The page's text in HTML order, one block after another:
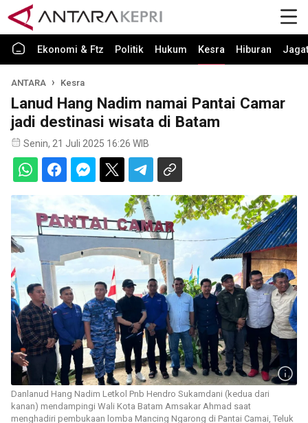
Ekonomi & Ftz Politik Hukum Kesra Hiburan Jagat
ANTARA Kesra
Lanud Hang Nadim namai Pantai Camar
jadi destinasi wisata di Batam
Senin, 21 Juli 2025 16:26 WIB
Danlanud Hang Nadim Letkol Pnb Hendro Sukamdani (kedua dari
kanan) mendampingi Wali Kota Batam Amsakar Ahmad saat
menghadiri pembukaan lomba Mancing Ngarong di Pantai Camai, Teluk